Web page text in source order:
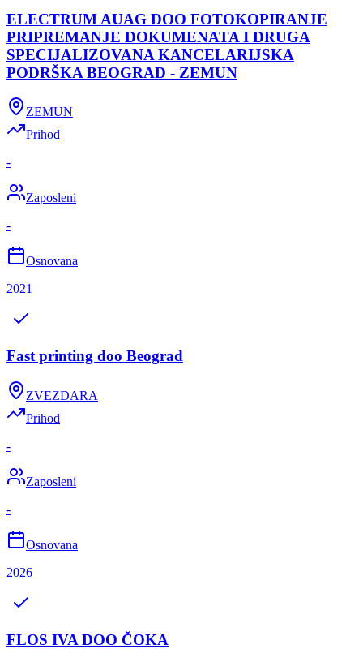
ELECTRUM AUAG DOO FOTOKOPIRANJE
PRIPREMANJE DOKUMENATA I DRUGA
SPECIJALIZOVANA KANCELARIJSKA
PODRŠKA BEOGRAD - ZEMUN
ZEMUN
Prihod
-
Zaposleni
-
Osnovana
2021
Fast printing doo Beograd
ZVEZDARA
Prihod
-
Zaposleni
-
Osnovana
2026
FLOS IVA DOO ČOKA